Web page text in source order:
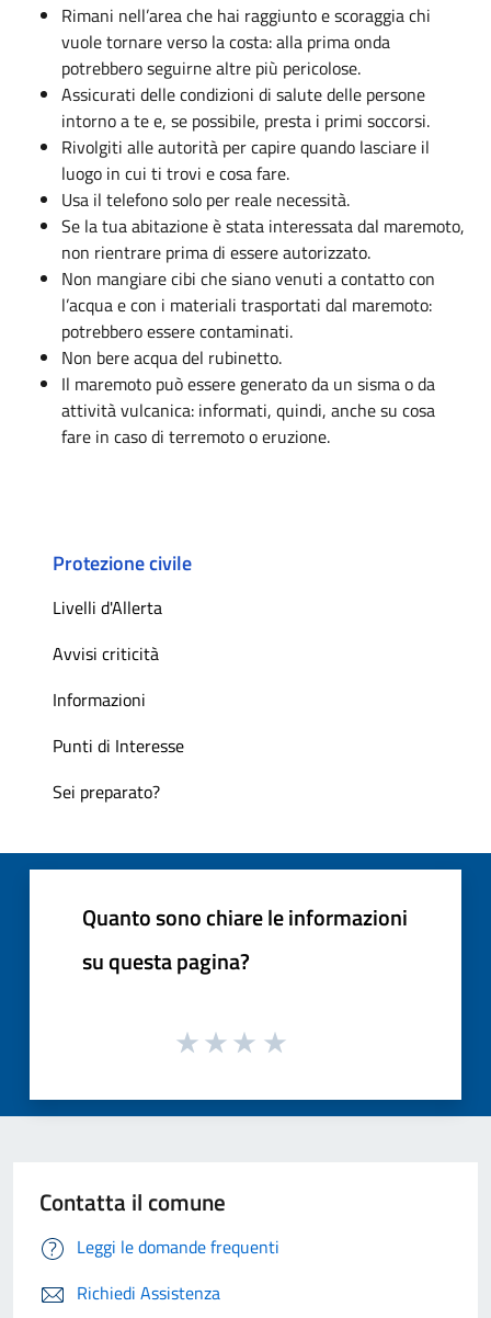
Rimani nell’area che hai raggiunto e scoraggia chi
vuole tornare verso la costa: alla prima onda
potrebbero seguirne altre più pericolose.
Assicurati delle condizioni di salute delle persone
intorno a te e, se possibile, presta i primi soccorsi.
Rivolgiti alle autorità per capire quando lasciare il
luogo in cui ti trovi e cosa fare.
Usa il telefono solo per reale necessità.
Se la tua abitazione è stata interessata dal maremoto,
non rientrare prima di essere autorizzato.
Non mangiare cibi che siano venuti a contatto con
l’acqua e con i materiali trasportati dal maremoto:
potrebbero essere contaminati.
Non bere acqua del rubinetto.
Il maremoto può essere generato da un sisma o da
attività vulcanica: informati, quindi, anche su cosa
fare in caso di terremoto o eruzione.
Protezione civile
Livelli d'Allerta
Avvisi criticità
Informazioni
Punti di Interesse
Sei preparato?
Quanto sono chiare le informazioni
su questa pagina?
Contatta il comune
Leggi le domande frequenti
Richiedi Assistenza